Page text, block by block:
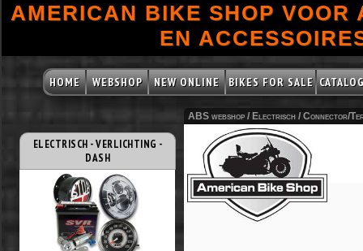
AMERICAN BIKE SHOP VOOR
EN
HOME WEBSHOP NEW ONLINE BIKES FOR SALE
ELECTRISCH - VERLICHTING -
DASH
ABS webshop / Electrisch / Connector/